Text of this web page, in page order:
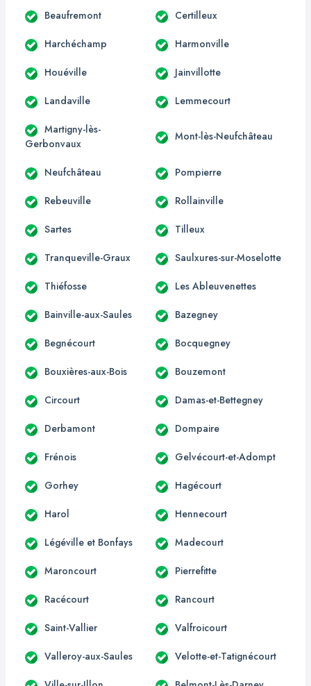
Beaufremont Certilleux
Harchéchamp Harmonville
Houéville Jainvillotte
Landaville Lemmecourt
Martigny-lès-
Gerbonvaux
Mont-lès-Neufchâteau
Neufchâteau Pompierre
Rebeuville Rollainville
Sartes Tilleux
Tranqueville-Graux Saulxures-sur-Moselotte
Thiéfosse Les Ableuvenettes
Bainville-aux-Saules Bazegney
Begnécourt Bocquegney
Bouxières-aux-Bois Bouzemont
Circourt Damas-et-Bettegney
Derbamont Dompaire
Frénois Gelvécourt-et-Adompt
Gorhey Hagécourt
Harol Hennecourt
Légéville et Bonfays Madecourt
Maroncourt Pierrefitte
Racécourt Rancourt
Saint-Vallier Valfroicourt
Valleroy-aux-Saules Velotte-et-Tatignécourt